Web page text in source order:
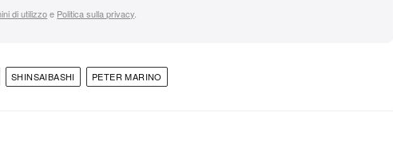
di utilizzoe Politica sulla privacy
SHINSAIBASHI PETER MARINO